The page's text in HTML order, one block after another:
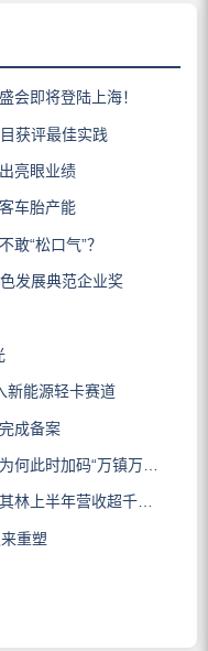
会即将登陆上海！
获评最佳实践
亮眼业绩
车胎产能
“松口气”？
发展典范企业奖
新能源轻卡赛道
成备案
时加码“万镇万店”？
盈利稳增；龙星炭黑斩获欧洲近万吨订单
重塑